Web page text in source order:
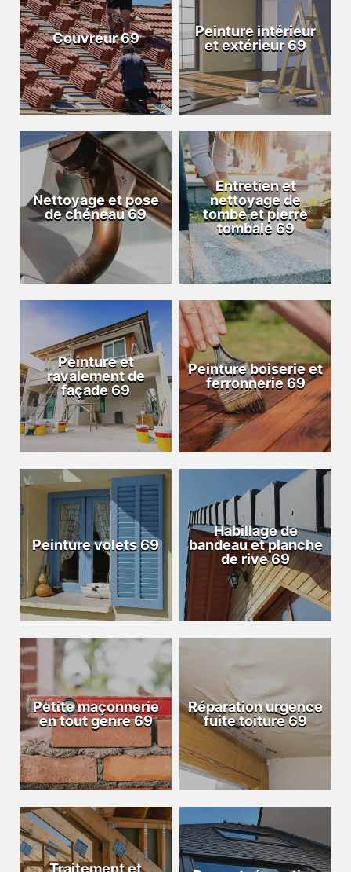
Couvreur 69
Peinture intérieur
et extérieur 69
Nettoyage et pose
de chéneau 69
Entretien et
nettoyage de
tombe et pierre
tombale 69
Peinture et
ravalement de
façade 69
Peinture boiserie et
ferronnerie 69
Peinture volets 69
Habillage de
bandeau et planche
de rive 69
Petite maçonnerie
en tout genre 69
Réparation urgence
fuite toiture 69
Traitement et